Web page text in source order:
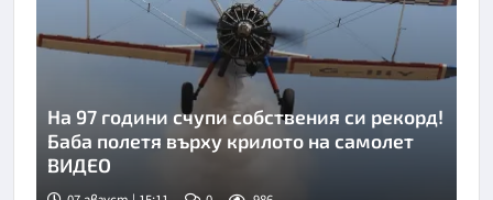
На 97 години счупи собствения си рекорд!
Баба полетя върху крилото на самолет
ВИДЕО